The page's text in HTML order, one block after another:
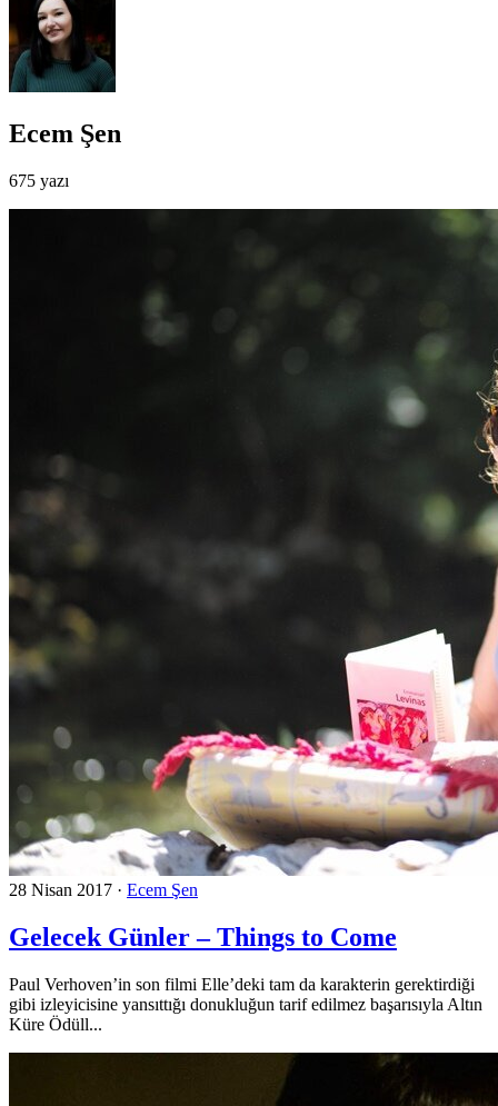
Ecem Şen
675 yazı
28 Nisan 2017 · Ecem Şen
Gelecek Günler – Things to Come
Paul Verhoven’in son filmi Elle’deki tam da karakterin gerektirdiği
gibi izleyicisine yansıttığı donukluğun tarif edilmez başarısıyla Altın
Küre Ödüll...